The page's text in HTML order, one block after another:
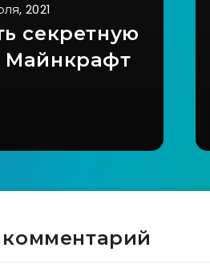
2021
секретную
Майнкрафт